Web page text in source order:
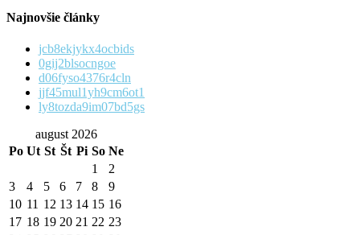
Najnovšie články
jcb8ekjykx4ocbids
0gij2blsocngoe
d06fyso4376r4cln
jjf45mul1yh9cm6ot1
ly8tozda9im07bd5gs
august 2026
Po Ut St Št Pi So Ne
1
2
3
4 5 6 7 8
9
10 11 12 13 14 15 16
17 18 19 20 21 22 23